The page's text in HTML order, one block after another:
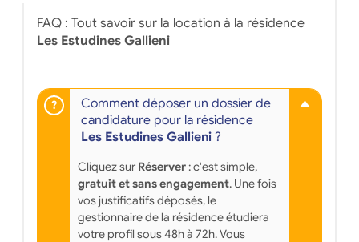
FAQ : Tout savoir sur la location à la résidence
Les Estudines Gallieni
Comment déposer un dossier de
candidature pour la résidence
Les Estudines Gallieni?
Cliquez sur Réserver: c'est simple,
gratuit et sans engagement. Une fois
vos justificatifs déposés, le
gestionnaire de la résidence étudiera
votre profil sous 48h à 72h. Vous